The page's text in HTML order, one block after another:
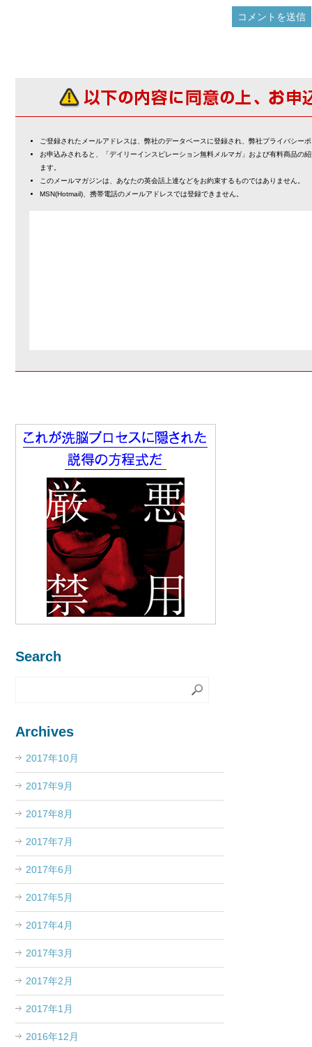
ご登録されたメールアドレスは、弊社のデータベースに登録され、弊社プライバシー
お申込みされると、「デイリーインスピレーション無料メルマガ」および有料商品の
ます。
このメールマガジンは、あなたの英会話上達などをお約束するものではありません。
MSN(Hotmail)、携帯電話のメールアドレスでは登録できません。
Search
Archives
2017年10月
2017年9月
2017年8月
2017年7月
2017年6月
2017年5月
2017年4月
2017年3月
2017年2月
2017年1月
2016年12月